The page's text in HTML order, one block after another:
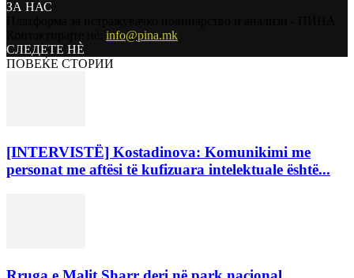
ЗА НАС
info@pina.mk
СЛЕДЕТЕ НЀ
ПОВЕЌЕ СТОРИИ
[INTERVISTË] Kostadinova: Komunikimi me
personat me aftësi të kufizuara intelektuale është...